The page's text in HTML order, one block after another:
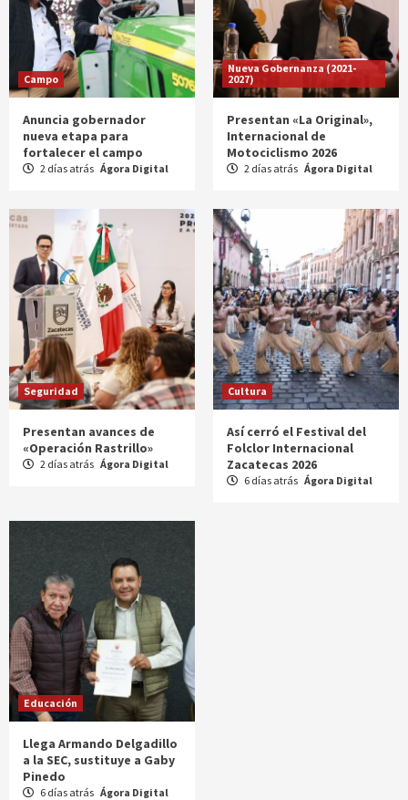
Campo
Anuncia gobernador
nueva etapa para
fortalecer el campo
2 días atrás Ágora Digital
Nueva Gobernanza (2021-
2027)
Presentan «La Original»,
Internacional de
Motociclismo 2026
2 días atrás Ágora Digital
Seguridad
Presentan avances de
«Operación Rastrillo»
2 días atrás Ágora Digital
Cultura
Así cerró el Festival del
Folclor Internacional
Zacatecas 2026
6 días atrás Ágora Digital
Educación
Llega Armando Delgadillo
a la SEC, sustituye a Gaby
Pinedo
6 días atrás Ágora Digital